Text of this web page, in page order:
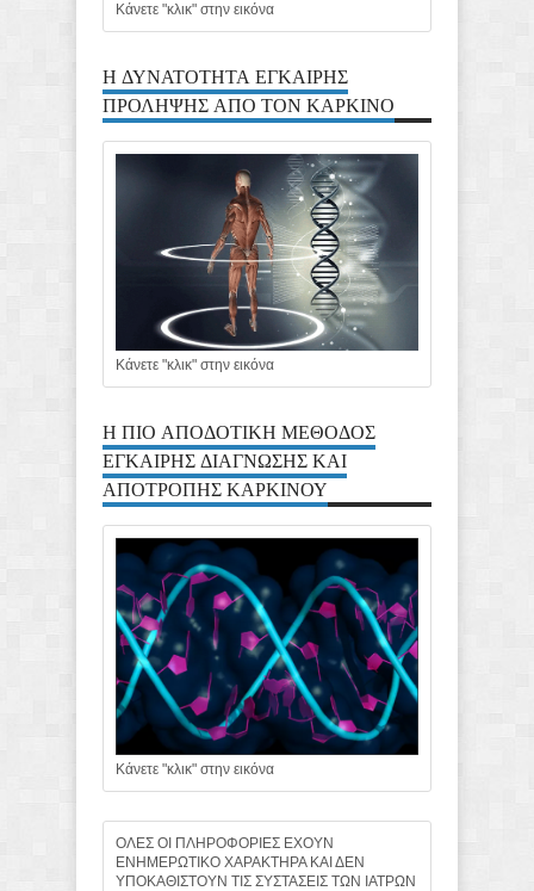
Κάνετε "κλικ" στην εικόνα
Η ΔΥΝΑΤΟΤΗΤΑ ΕΓΚΑΙΡΗΣ
ΠΡΟΛΗΨΗΣ ΑΠΟ ΤΟΝ ΚΑΡΚΙΝΟ
Κάνετε "κλικ" στην εικόνα
Η ΠΙΟ ΑΠΟΔΟΤΙΚΗ ΜΕΘΟΔΟΣ
ΕΓΚΑΙΡΗΣ ΔΙΑΓΝΩΣΗΣ ΚΑΙ
ΑΠΟΤΡΟΠΗΣ ΚΑΡΚΙΝΟΥ
Κάνετε "κλικ" στην εικόνα
ΟΛΕΣ ΟΙ ΠΛΗΡΟΦΟΡΙΕΣ ΕΧΟΥΝ
ΕΝΗΜΕΡΩΤΙΚΟ ΧΑΡΑΚΤΗΡΑ ΚΑΙ ΔΕΝ
ΥΠΟΚΑΘΙΣΤΟΥΝ ΤΙΣ ΣΥΣΤΑΣΕΙΣ ΤΩΝ ΙΑΤΡΩΝ